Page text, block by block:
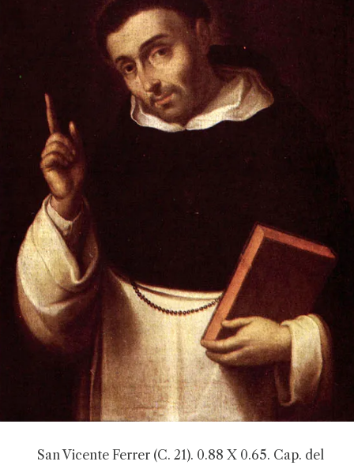
San Vicente Ferrer (C. 21). 0.88 X 0.65. Cap. del